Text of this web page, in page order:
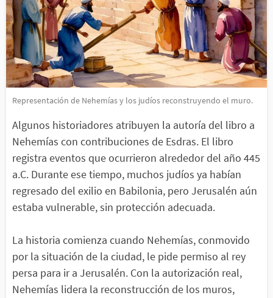
Representación de Nehemías y los judíos reconstruyendo el muro.
Algunos historiadores atribuyen la autoría del libro a
Nehemías con contribuciones de Esdras. El libro
registra eventos que ocurrieron alrededor del año 445
a.C. Durante ese tiempo, muchos judíos ya habían
regresado del exilio en Babilonia, pero Jerusalén aún
estaba vulnerable, sin protección adecuada.
La historia comienza cuando Nehemías, conmovido
por la situación de la ciudad, le pide permiso al rey
persa para ir a Jerusalén. Con la autorización real,
Nehemías lidera la reconstrucción de los muros,